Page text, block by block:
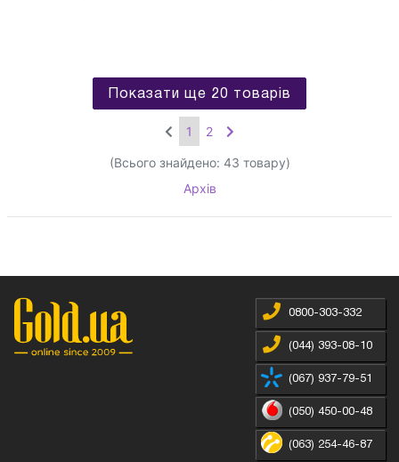
Показати ще 20 товарів
1 2
(Всього знайдено: 43 товару)
Архів
0800-303-332
(044) 393-08-10
(067) 937-79-51
(050) 450-00-48
(063) 254-46-87